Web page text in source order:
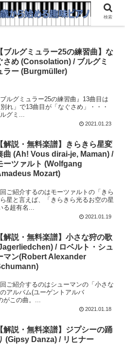
【ブルグミュラー25の練習曲】な
さめ (Consolation) / ブルグミ
ラー (Burgmüller)
ルグミュラー25の練習曲』13曲目は
れ」で13曲目が「なぐさめ」・・・
グミ...
2021.01.23
【解説・無料楽譜】きらきら星変
曲 (Ah! Vous dirai-je, Maman) /
ーツァルト (Wolfgang
Mozart)
ご紹介するのはモーツァルトの「きら
星と言えば、「きらきら光るお空の星
超有名...
2021.01.19
【解説・無料楽譜】小さな狩の歌
/ ロベルト・シュ
マン(Robert Alexander
ご紹介するのはシューマンの「小さな
アルバム(ユーゲントアルバ
この曲。...
2021.01.18
【解説・無料楽譜】ジプシーの踊
(Gipsy Danza) / リヒナー
検索